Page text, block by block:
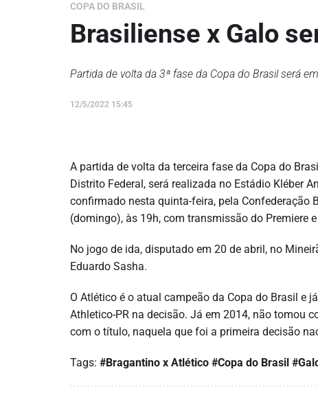
COPA DO BRASIL
Brasiliense x Galo
Partida de volta da 3ª fase da Copa do Brasil será
12/5/2022 15:45
A partida de volta da terceira fase da Copa do
Distrito Federal, será realizada no Estádio Kléber
confirmado nesta quinta-feira, pela Confederação
(domingo), às 19h, com transmissão do Premiere
No jogo de ida, disputado em 20 de abril, no
Eduardo Sasha.
O Atlético é o atual campeão da Copa do Brasil e
Athletico-PR na decisão. Já em 2014, não tomou
com o título, naquela que foi a primeira decisão
Tags: #Bragantino x Atlético #Copa do Brasil